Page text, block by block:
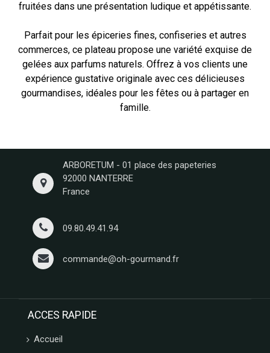
fruitées dans une présentation ludique et appétissante.
Parfait pour les épiceries fines, confiseries et autres
commerces, ce plateau propose une variété exquise de
gelées aux parfums naturels. Offrez à vos clients une
expérience gustative originale avec ces délicieuses
gourmandises, idéales pour les fêtes ou à partager en
famille.
ARBORETUM - 01 place des papeteries
92000 NANTERRE
France
09.80.49.41.94
commande@oh-gourmand.fr
ACCES RAPIDE
Accueil